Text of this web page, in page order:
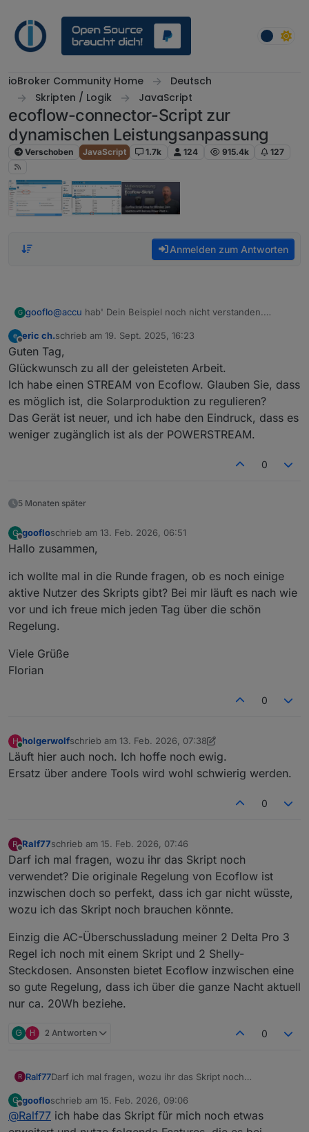
ioBroker Community Home
Deutsch
Skripten / Logik
JavaScript
ecoflow-connector-Script zur
dynamischen Leistungsanpassung
Verschoben JavaScript 1.7k 124 915.4k 127
Anmelden zum Antworten
G gooflo@accu hab' Dein Beispiel noch nicht verstanden.
Überschuss eingespeist wird, wäre in Deinem Beispiel
dann -1000!
Anpassungen habe ich schon einige gemacht am Skript.
Um welche Stelle geht es? Warum passt Du es nicht
selbst an oder ist es komplizierter?
Offline
eric ch.schrieb am 19. Sept. 2025, 16:23
zuletzt editiert von
Guten Tag,
Glückwunsch zu all der geleisteten Arbeit.
Ich habe einen STREAM von Ecoflow. Glauben Sie, dass
es möglich ist, die Solarproduktion zu regulieren?
Das Gerät ist neuer, und ich habe den Eindruck, dass es
weniger zugänglich ist als der POWERSTREAM.
0
5 Monaten später
G
Offline
goofloschrieb am 13. Feb. 2026, 06:51
zuletzt editiert von
Hallo zusammen,
ich wollte mal in die Runde fragen, ob es noch einige
aktive Nutzer des Skripts gibt? Bei mir läuft es nach wie
vor und ich freue mich jeden Tag über die schön
Regelung.
Viele Grüße
Florian
0
H
Online
holgerwolfschrieb am 13. Feb. 2026, 07:38
zuletzt editiert von holgerwolf
Läuft hier auch noch. Ich hoffe noch ewig.
Ersatz über andere Tools wird wohl schwierig werden.
0
R
Offline
Ralf77schrieb am 15. Feb. 2026, 07:46
zuletzt editiert von
Darf ich mal fragen, wozu ihr das Skript noch
verwendet? Die originale Regelung von Ecoflow ist
inzwischen doch so perfekt, dass ich gar nicht wüsste,
wozu ich das Skript noch brauchen könnte.
Einzig die AC-Überschussladung meiner 2 Delta Pro 3
Regel ich noch mit einem Skript und 2 Shelly-
Steckdosen. Ansonsten bietet Ecoflow inzwischen eine
so gute Regelung, dass ich über die ganze Nacht aktuell
nur ca. 20Wh beziehe.
G H 2 Antworten 0
R Ralf77Darf ich mal fragen, wozu ihr das Skript noch
inzwischen doch so perfekt, dass ich gar nicht wüsste,
wozu ich das Skript noch brauchen könnte.
Einzig die AC-Überschussladung meiner 2 Delta Pro 3
Regel ich noch mit einem Skript und 2 Shelly-
Steckdosen. Ansonsten bietet Ecoflow inzwischen eine
G
Offline
goofloschrieb am 15. Feb. 2026, 09:06
zuletzt editiert von
@Ralf77 ich habe das Skript für mich noch etwas